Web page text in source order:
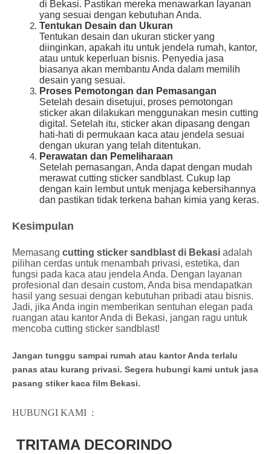
di Bekasi. Pastikan mereka menawarkan layanan
yang sesuai dengan kebutuhan Anda.
Tentukan Desain dan Ukuran
Tentukan desain dan ukuran sticker yang
diinginkan, apakah itu untuk jendela rumah, kantor,
atau untuk keperluan bisnis. Penyedia jasa
biasanya akan membantu Anda dalam memilih
desain yang sesuai.
Proses Pemotongan dan Pemasangan
Setelah desain disetujui, proses pemotongan
sticker akan dilakukan menggunakan mesin cutting
digital. Setelah itu, sticker akan dipasang dengan
hati-hati di permukaan kaca atau jendela sesuai
dengan ukuran yang telah ditentukan.
Perawatan dan Pemeliharaan
Setelah pemasangan, Anda dapat dengan mudah
merawat cutting sticker sandblast. Cukup lap
dengan kain lembut untuk menjaga kebersihannya
dan pastikan tidak terkena bahan kimia yang keras.
Kesimpulan
Memasang cutting sticker sandblast di Bekasi adalah
pilihan cerdas untuk menambah privasi, estetika, dan
fungsi pada kaca atau jendela Anda. Dengan layanan
profesional dan desain custom, Anda bisa mendapatkan
hasil yang sesuai dengan kebutuhan pribadi atau bisnis.
Jadi, jika Anda ingin memberikan sentuhan elegan pada
ruangan atau kantor Anda di Bekasi, jangan ragu untuk
mencoba cutting sticker sandblast!
Jangan tunggu sampai rumah atau kantor Anda terlalu
panas atau kurang privasi. Segera hubungi kami untuk jasa
pasang stiker kaca film Bekasi.
HUBUNGI KAMI :
TRITAMA DECORINDO